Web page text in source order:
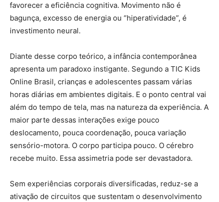
favorecer a eficiência cognitiva. Movimento não é
bagunça, excesso de energia ou “hiperatividade”, é
investimento neural.
Diante desse corpo teórico, a infância contemporânea
apresenta um paradoxo instigante. Segundo a TIC Kids
Online Brasil, crianças e adolescentes passam várias
horas diárias em ambientes digitais. E o ponto central vai
além do tempo de tela, mas na natureza da experiência. A
maior parte dessas interações exige pouco
deslocamento, pouca coordenação, pouca variação
sensório-motora. O corpo participa pouco. O cérebro
recebe muito. Essa assimetria pode ser devastadora.
Sem experiências corporais diversificadas, reduz-se a
ativação de circuitos que sustentam o desenvolvimento